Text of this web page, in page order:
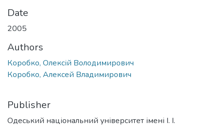
Date
2005
Authors
Коробко, Олексій Володимирович
Коробко, Алексей Владимирович
Publisher
Одеський національний університет імені І. І.